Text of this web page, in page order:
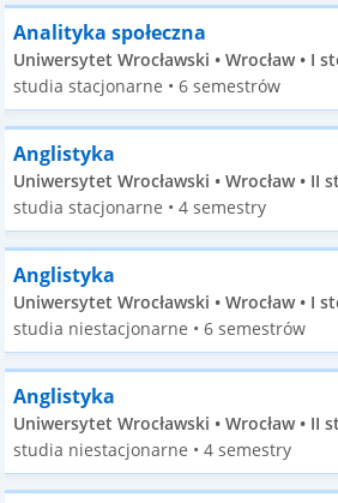
Analityka społeczna
Uniwersytet Wrocławski • Wrocław • I
studia stacjonarne • 6 semestrów
Anglistyka
Uniwersytet Wrocławski • Wrocław • II
studia stacjonarne • 4 semestry
Anglistyka
Uniwersytet Wrocławski • Wrocław • I
studia niestacjonarne • 6 semestrów
Anglistyka
Uniwersytet Wrocławski • Wrocław • II
studia niestacjonarne • 4 semestry